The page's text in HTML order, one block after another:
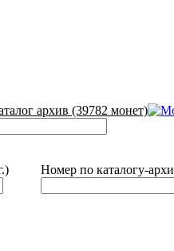
архив (39782 монет)
Номер по каталогу-